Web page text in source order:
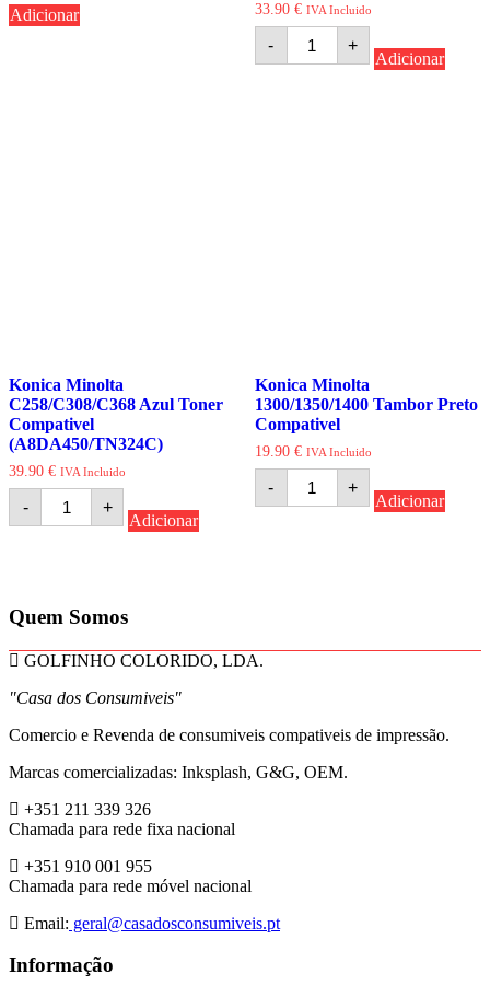
Adicionar 33.90 € IVA Incluido
-
Quantidade
Konica
+
Adicionar
Konica Minolta
C258/C308/C368 Azul Toner
Compativel
(A8DA450/TN324C)
39.90 € IVA Incluido
-
Quantidade
Konica
Compativel
+
Adicionar
Konica Minolta
1300/1350/1400 Tambor Preto
Compativel
19.90 € IVA Incluido
-
Quantidade
Konica
+
Adicionar
Quem Somos
GOLFINHO COLORIDO, LDA.
"Casa dos Consumiveis"
Comercio e Revenda de consumiveis compativeis de impressão.
Marcas comercializadas: Inksplash, G&G, OEM.
+351 211 339 326
Chamada para rede fixa nacional
+351 910 001 955
Chamada para rede móvel nacional
Email: geral@casadosconsumiveis.pt
Informação